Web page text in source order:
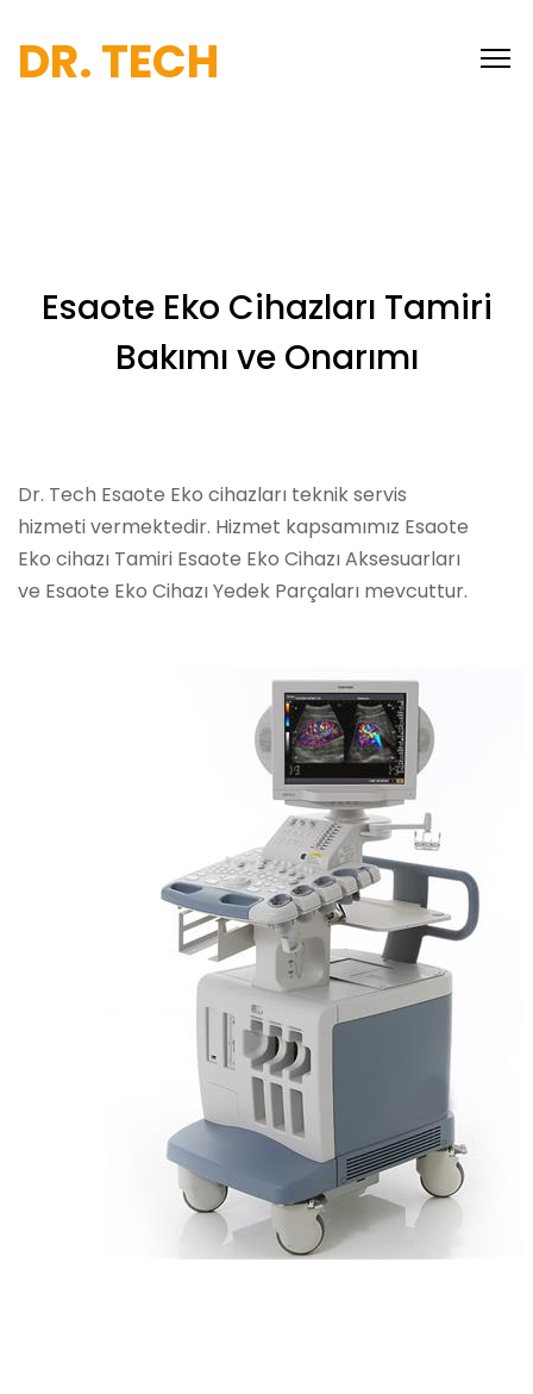
DR. TECH
Esaote Eko Cihazları Tamiri
Bakımı ve Onarımı
Dr. Tech Esaote Eko cihazları teknik servis
hizmeti vermektedir. Hizmet kapsamımız Esaote
Eko cihazı Tamiri Esaote Eko Cihazı Aksesuarları
ve Esaote Eko Cihazı Yedek Parçaları mevcuttur.